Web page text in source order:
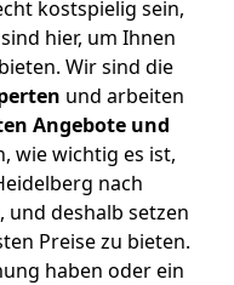
kostspielig sein,
hier, um Ihnen
Wir sind die
und arbeiten
Angebote und
wie wichtig es ist,
nach
und deshalb setzen
Preise zu bieten.
haben oder ein